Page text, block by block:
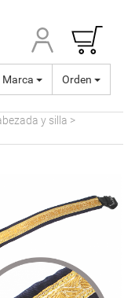
Marca Orden
y silla >